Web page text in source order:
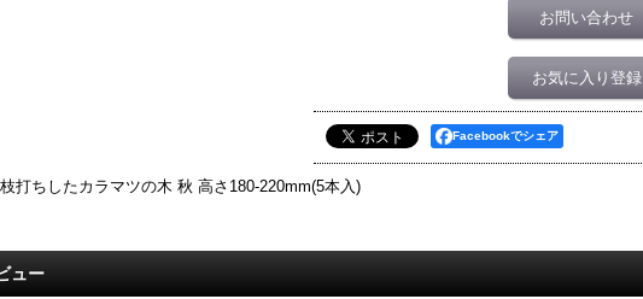
お問い合わせ
お気に入り登録
Facebookでシェア
枝打ちしたカラマツの木 秋 高さ180-220mm(5本入)
ュー